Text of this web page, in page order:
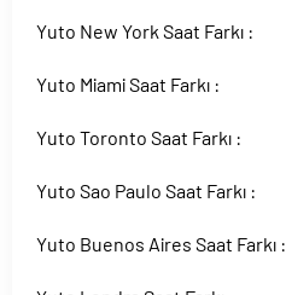
Yuto New York Saat Farkı :
Yuto Miami Saat Farkı :
Yuto Toronto Saat Farkı :
Yuto Sao Paulo Saat Farkı :
Yuto Buenos Aires Saat Farkı :